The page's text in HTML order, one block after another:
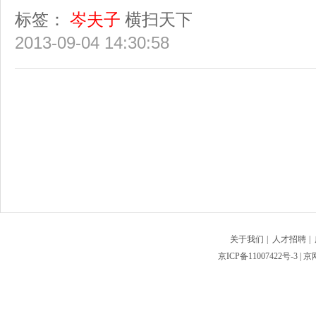
标签： 岑夫子 横扫天下
2013-09-04 14:30:58
关于我们 人才招聘
京ICP备11007422号-3 |